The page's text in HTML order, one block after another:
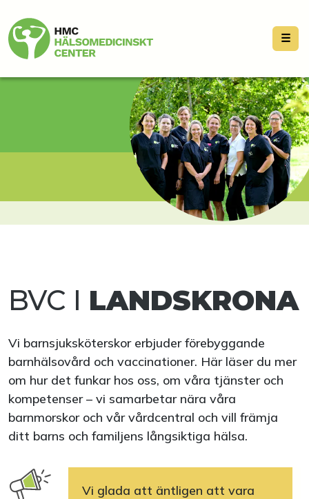
☰
BVC I LANDSKRONA
Vi barnsjuksköterskor erbjuder förebyggande
barnhälsovård och vaccinationer. Här läser du mer
om hur det funkar hos oss, om våra tjänster och
kompetenser – vi samarbetar nära våra
barnmorskor och vår vårdcentral och vill främja
ditt barns och familjens långsiktiga hälsa.
Vi glada att äntligen att vara